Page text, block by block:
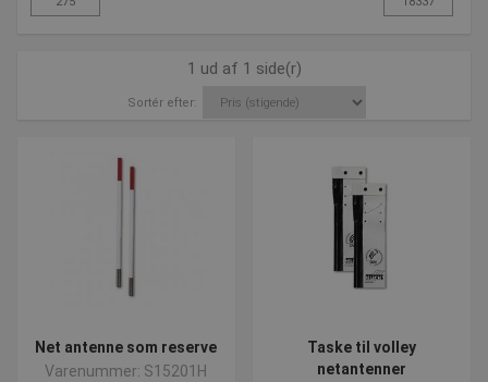
1 ud af 1 side(r)
Sortér efter:
Net antenne som reserve
Varenummer: S15201H
Taske til volley
netantenner